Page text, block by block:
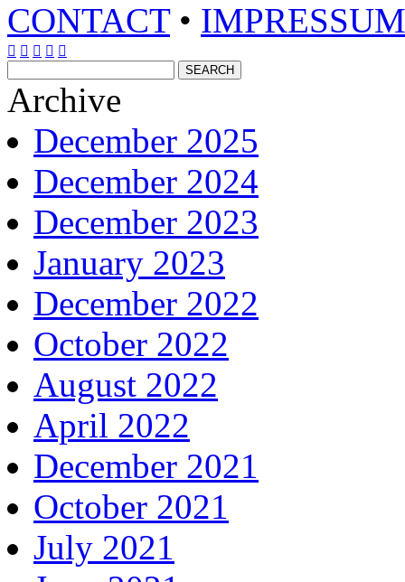
CONTACT• IMPRESSUM
    
Archive
December 2025
December 2024
December 2023
January 2023
December 2022
October 2022
August 2022
April 2022
December 2021
October 2021
July 2021